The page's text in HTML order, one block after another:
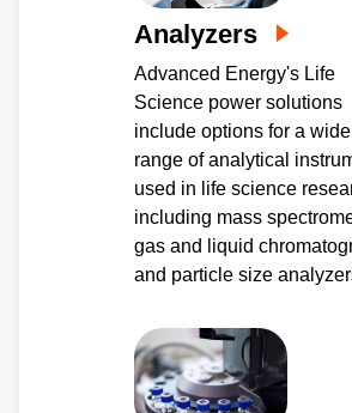
Analyzers
Advanced Energy's Life
Science power solutions
include options for a wide
range of analytical
used in life science
including mass
gas and liquid
and particle size